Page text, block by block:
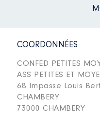
COORDONNÉES
CONFED PETITES
ASS PETITES ET
68 Impasse Louis
CHAMBERY
73000 CHAMBERY